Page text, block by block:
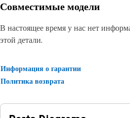
Совместимые модели
В настоящее время у нас нет
этой детали.
Информация о гарантии
Политика возврата